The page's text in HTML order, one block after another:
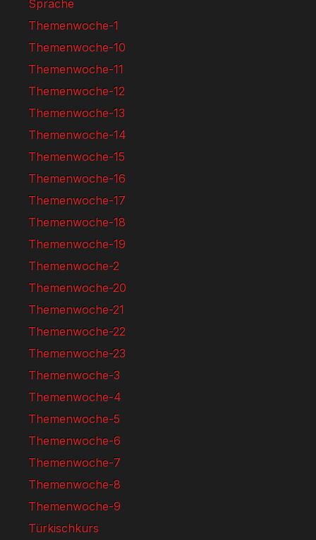
Sprache
Themenwoche-1
Themenwoche-10
Themenwoche-11
Themenwoche-12
Themenwoche-13
Themenwoche-14
Themenwoche-15
Themenwoche-16
Themenwoche-17
Themenwoche-18
Themenwoche-19
Themenwoche-2
Themenwoche-20
Themenwoche-21
Themenwoche-22
Themenwoche-23
Themenwoche-3
Themenwoche-4
Themenwoche-5
Themenwoche-6
Themenwoche-7
Themenwoche-8
Themenwoche-9
Türkischkurs